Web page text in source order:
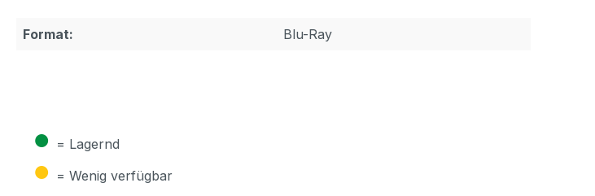
Format: Blu-Ray
● = Lagernd
● = Wenig verfügbar